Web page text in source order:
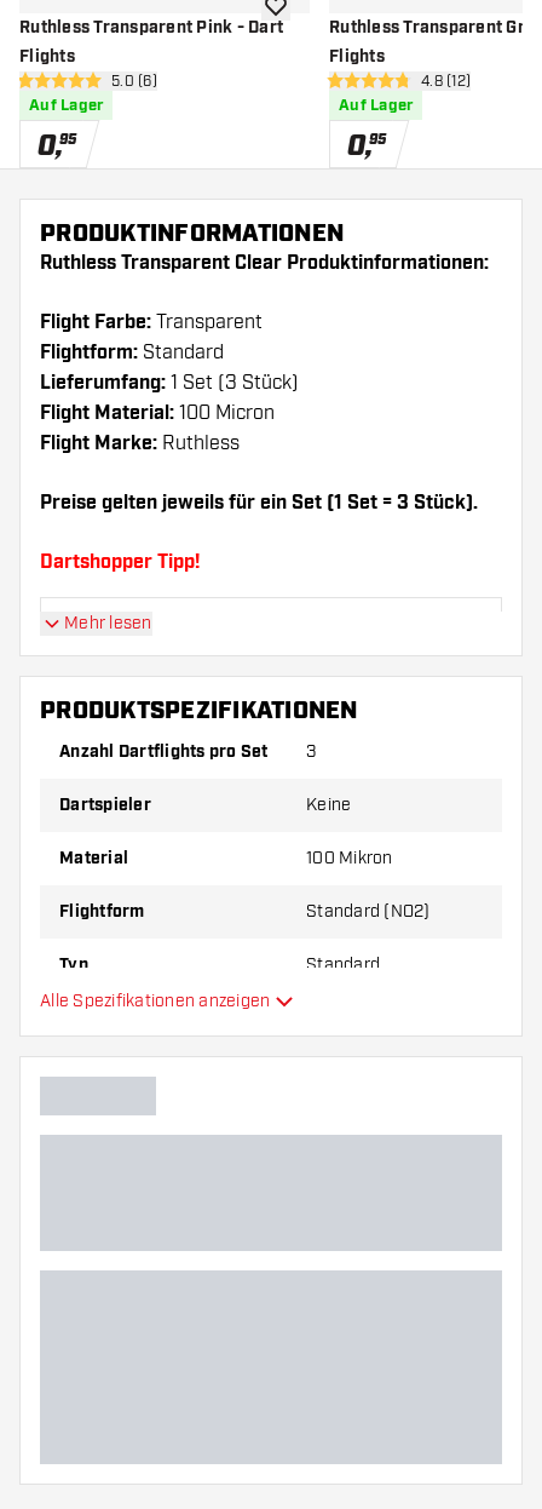
Ruthless Transparent Pink - Dart
Flights
Bewertungsbereich öffnen
5 Bewertungssterne
5.0 (6)
Auf Lager
0,95
Zur Wunschliste hinzufügen
Ruthless Transparent
Flights
4.8 Bewertungssterne
4.8 (12)
Auf Lager
0,95
PRODUKTINFORMATIONEN
Ruthless Transparent Clear Produktinformationen:
Flight Farbe: Transparent
Flightform: Standard
Lieferumfang: 1 Set (3 Stück)
Flight Material: 100 Micron
Flight Marke: Ruthless
Preise gelten jeweils für ein Set (1 Set = 3 Stück).
Dartshopper Tipp!
Sorgen Sie für genügend Ersatz Flights und
Shafts. Diese können sich durch Gebrauch
Probieren Sie eine andere Form, ein anderes
um herauszufinden, welche Variante am besten
zu Ihnen passt!
Mehr lesen
PRODUKTSPEZIFIKATIONEN
Anzahl Dartflights pro Set 3
Dartspieler Keine
Material 100 Mikron
Flightform Standard (NO2)
Typ Standard
Hauptfarbe
Alle Spezifikationen anzeigen